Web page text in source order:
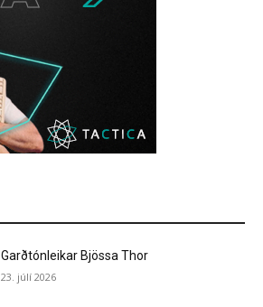
Garðtónleikar Bjössa Thor
23. júlí 2026